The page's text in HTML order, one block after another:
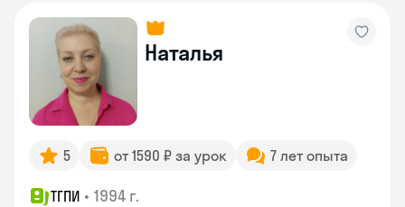
Наталья
5 от 1590 ₽ за урок 7 лет опыта
ТГПИ • 1994 г.